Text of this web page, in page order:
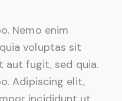
Nemo enim
voluptas sit
aut fugit, sed quia.
Adipiscing elit,